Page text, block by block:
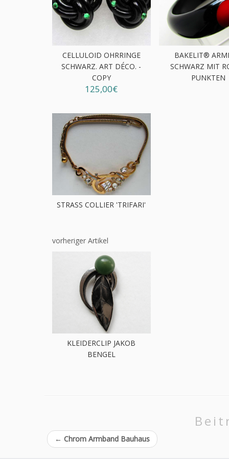
CELLULOID OHRRINGE
SCHWARZ. ART DÉCO. -
COPY
125,00€
BAKELIT®
SCHWARZ MIT
PUNKTEN
STRASS COLLIER 'TRIFARI'
vorheriger Artikel
KLEIDERCLIP JAKOB
BENGEL
← Chrom Armband Bauhaus